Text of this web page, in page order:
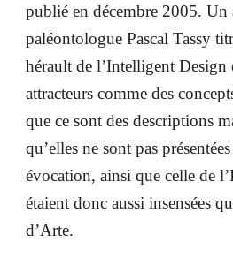
publié en décembre 2005. Un
paléontologue Pascal Tassy
hérault de l’Intelligent Design
attracteurs comme des
que ce sont des descriptions
qu’elles ne sont pas
évocation, ainsi que celle de
étaient donc aussi insensées
d’Arte.